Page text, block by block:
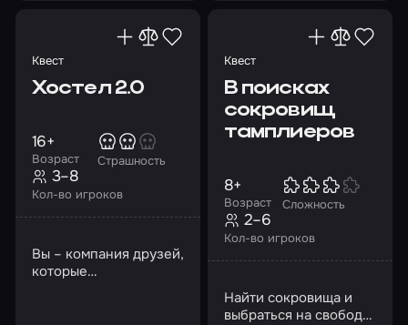
Квест
Хостел 2.0
Возраст
16+
Страшность
Кол-во игроков
3–8
Вы – компания друзей,
которые
Квест
В поисках
сокровищ
тамплиеров
Возраст
8+
Сложность
Кол-во игроков
2–6
Найти сокровища и
выбраться на свободу